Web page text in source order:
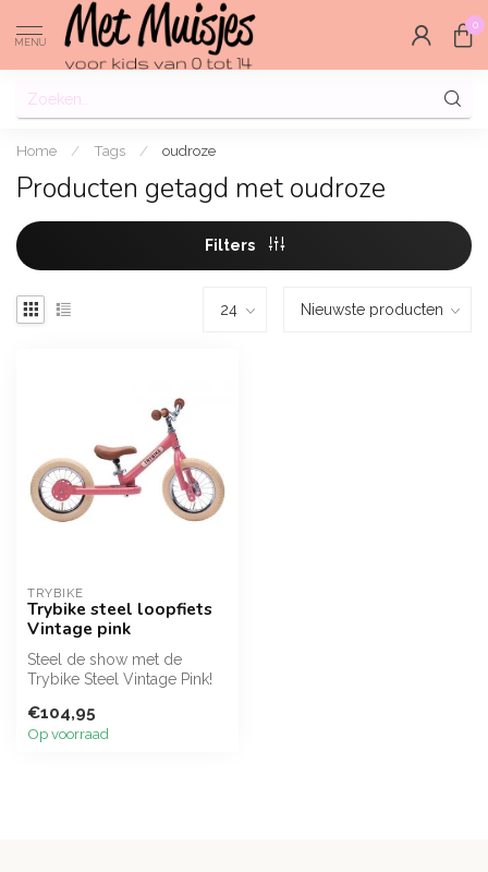
MENU
0
Home / Tags / oudroze
Producten getagd met oudroze
Filters
TRYBIKE
Trybike steel loopfiets
Vintage pink
Steel de show met de
Trybike Steel Vintage Pink!
oudroze ...
€104,95
Op voorraad